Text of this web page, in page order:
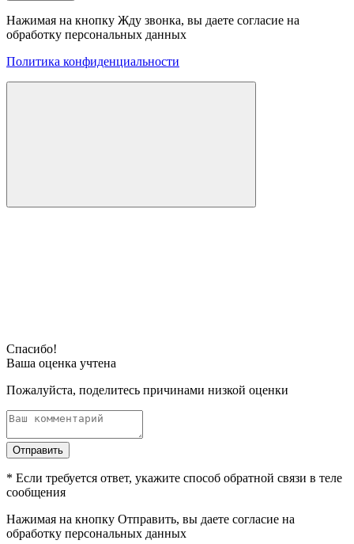
Нажимая на кнопку Жду звонка, вы даете согласие на
обработку персональных данных
Политика конфиденциальности
Спасибо!
Ваша оценка учтена
Пожалуйста, поделитесь причинами низкой оценки
Отправить
* Если требуется ответ, укажите способ обратной связи в теле
сообщения
Нажимая на кнопку Отправить, вы даете согласие на
обработку персональных данных